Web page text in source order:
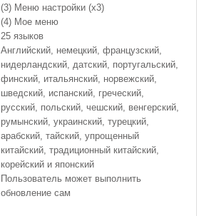
(3) Меню настройки (x3)
(4) Мое меню
25 языков
Английский, немецкий, французский,
нидерландский, датский, португальский,
финский, итальянский, норвежский,
шведский, испанский, греческий,
русский, польский, чешский, венгерский,
румынский, украинский, турецкий,
арабский, тайский, упрощенный
китайский, традиционный китайский,
корейский и японский
Пользователь может выполнить
обновление сам